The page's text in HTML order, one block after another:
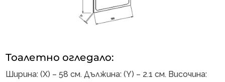
Тоалетно огледало:
Ширина: (X) – 58 см. Дължина: (Y) – 2.1 см. Височина: